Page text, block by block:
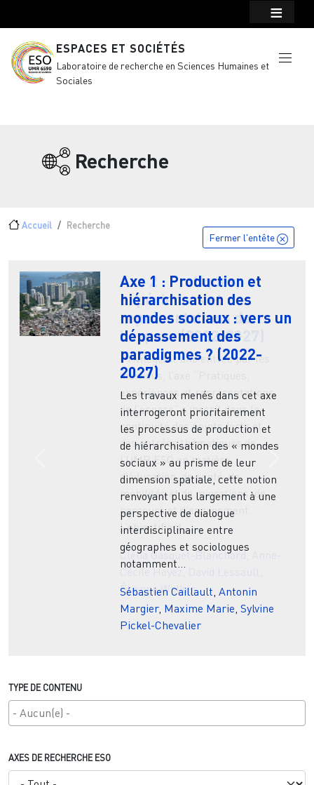
ESPACES ET SOCIÉTÉS
Laboratoire de recherche en Sciences Humaines et
Sociales
Recherche
Fil d'Ariane
Accueil Recherche
Fermer l'entête
Axe 1 : Production et
hiérarchisation des
mondes sociaux : vers un
dépassement des
paradigmes ? (2022-
2027)
Les travaux menés dans cet axe
interrogeront prioritairement
les processus de production et
de hiérarchisation des « mondes
sociaux » au prisme de leur
dimension spatiale, cette notion
renvoyant plus largement à une
perspective de dialogue
interdisciplinaire entre
géographes et sociologues
notamment...
Sébastien Caillault, Antonin
Margier, Maxime Marie, Sylvine
Pickel-Chevalier
Axe 2 : Pratiques,
expériences et
représentations de
l'espace (2022-2027)
Privilégiant une entrée par les
individus, l’axe “Pratiques,
expériences et représentations
de l’espace” s’inscrit dans la
continuité des points forts et
des entrées thématiques de
l’UMR ESO en matière
d’éducation, de santé, de
mobilités et de migrations, de
parcours et d’engagement.
L’objectif est ...
Clélia Gasquet-Blanchard,
Cécile Hoyez,
Étienne Walker
TYPE DE CONTENU
AXES DE RECHERCHE ESO